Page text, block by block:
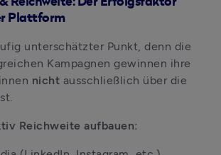
Plattform
unterschätzter Punkt, denn die
Kampagnen gewinnen ihre
nicht ausschließlich über die
Reichweite aufbauen: